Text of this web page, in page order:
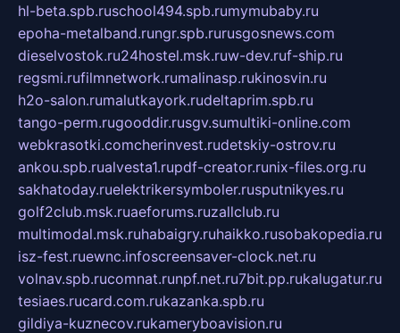
hl-beta.spb.ruschool494.spb.rumymubaby.ru
epoha-metalband.rungr.spb.rurusgosnews.com
dieselvostok.ru24hostel.msk.ruw-dev.ruf-ship.ru
regsmi.rufilmnetwork.rumalinasp.rukinosvin.ru
h2o-salon.rumalutkayork.rudeltaprim.spb.ru
tango-perm.rugooddir.rusgv.sumultiki-online.com
webkrasotki.comcherinvest.rudetskiy-ostrov.ru
ankou.spb.rualvesta1.rupdf-creator.runix-files.org.ru
sakhatoday.ruelektrikersymboler.rusputnikyes.ru
golf2club.msk.ruaeforums.ruzallclub.ru
multimodal.msk.ruhabaigry.ruhaikko.rusobakopedia.ru
isz-fest.ruewnc.infoscreensaver-clock.net.ru
volnav.spb.rucomnat.runpf.net.ru7bit.pp.rukalugatur.ru
tesiaes.rucard.com.rukazanka.spb.ru
gildiya-kuznecov.rukameryboavision.ru